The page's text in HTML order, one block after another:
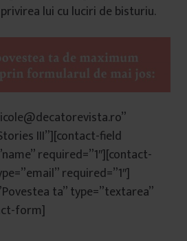
lui cu luciri de bisturiu.
III”][contact-field
required=”1″][contact-
required=”1″]
ta” type=”textarea”
form]